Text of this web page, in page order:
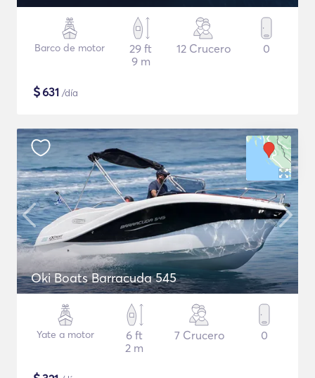
Barco de motor
29 ft
9 m
12 Crucero 0
$631 /día
Oki Boats Barracuda 545
Yate a motor
6 ft
2 m
7 Crucero 0